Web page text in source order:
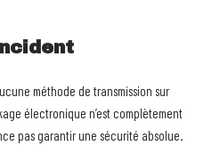
méthode de transmission sur
électronique n’est complètement
pas garantir une sécurité absolue.